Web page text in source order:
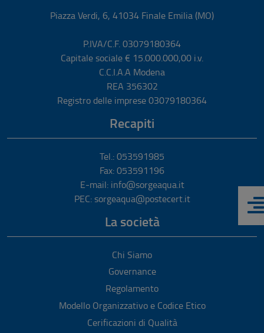
Piazza Verdi, 6, 41034 Finale Emilia (MO)
P.IVA/C.F. 03079180364
Capitale sociale € 15.000.000,00 i.v.
C.C.I.A.A Modena
REA 356302
Registro delle imprese 03079180364
Recapiti
Tel.: 053591985
Fax: 053591196
E-mail: info@sorgeaqua.it
PEC: sorgeaqua@postecert.it
La società
Chi Siamo
Governance
Regolamento
Modello Organizzativo e Codice Etico
Cerificazioni di Qualità